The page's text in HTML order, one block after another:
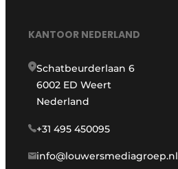
KANTOOR NEDERLAND
Schatbeurderlaan 6
6002 ED Weert
Nederland
+31 495 450095
info@louwersmediagroep.nl